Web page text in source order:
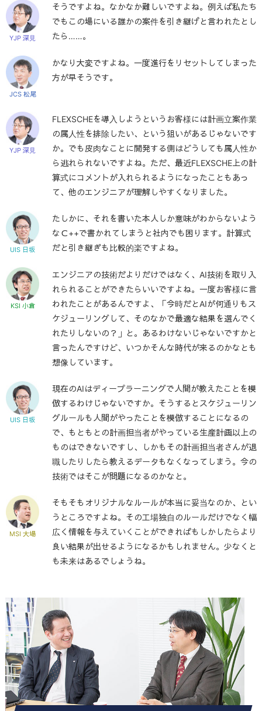
YJP 深見
そうですよね。なかなか難しいですよね。例えば私たち
でもこの場にいる誰かの案件を引き継げと言われたとし
たら……。
JCS 松尾
かなり大変ですよね。一度進行をリセットしてしまった
方が早そうです。
YJP 深見
FLEXSCHEを導入しようというお客様には計画立案作業
の属人性を排除したい、という狙いがあるじゃないです
か。でも皮肉なことに開発する側はどうしても属人性か
ら逃れられないですよね。ただ、最近FLEXSCHE上の計
算式にコメントが入れられるようになったこともあっ
て、他のエンジニアが理解しやすくなりました。
UIS 日坂
たしかに、それを書いた本人しか意味がわからないよう
なＣ++で書かれてしまうと社内でも困ります。計算式
だと引き継ぎも比較的楽ですよね。
KSI 小倉
エンジニアの技術だよりだけではなく、AI技術を取り入
れられることができたらいいですよね。一度お客様に言
われたことがあるんですよ、「今時だとAIが何通りもス
ケジューリングして、そのなかで最適な結果を選んでく
れたりしないの？」と。あるわけないじゃないですかと
言ったんですけど、いつかそんな時代が来るのかなとも
想像しています。
UIS 日坂
現在のAIはディープラーニングで人間が教えたことを模
倣するわけじゃないですか。そうするとスケジューリン
グルールも人間がやったことを模倣することになるの
で、もともとの計画担当者がやっている生産計画以上の
ものはできないですし、しかもその計画担当者さんが退
職したりしたら教えるデータもなくなってしまう。今の
技術ではそこが問題になるのかなと。
MSI 大場
そもそもオリジナルなルールが本当に妥当なのか、とい
うところですよね。その工場独自のルールだけでなく幅
広く情報を与えていくことができればもしかしたらより
良い結果が出せるようになるかもしれません。少なくと
も未来はあるでしょうね。